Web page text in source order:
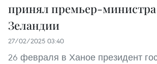
принял премьер-
Зеландии
27/02/2025 03:40
26 февраля в Ханое президент